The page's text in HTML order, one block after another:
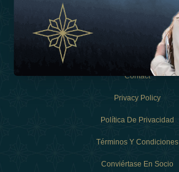
Contact
Privacy Policy
Política De Privacidad
Términos Y Condiciones
Conviértase En Socio